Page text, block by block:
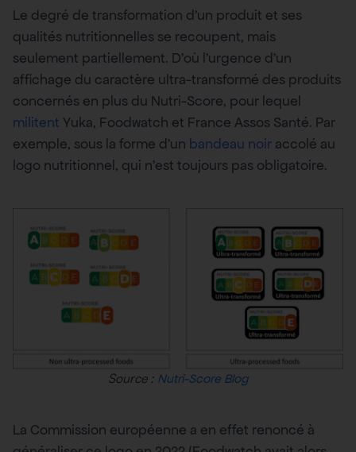
Le degré de transformation d’un produit et ses
qualités nutritionnelles se recoupent, mais
seulement partiellement. D’où l’urgence d’un
affichage du caractère ultra-transformé des produits
concernés en plus du Nutri-Score, pour lequel
militent Yuka, Foodwatch et France Assos Santé. Par
exemple, sous la forme d’un bandeau noir accolé au
logo nutritionnel, qui n’est toujours pas obligatoire.
Source : Nutri-Score Blog
La Commission européenne a en effet renoncé à